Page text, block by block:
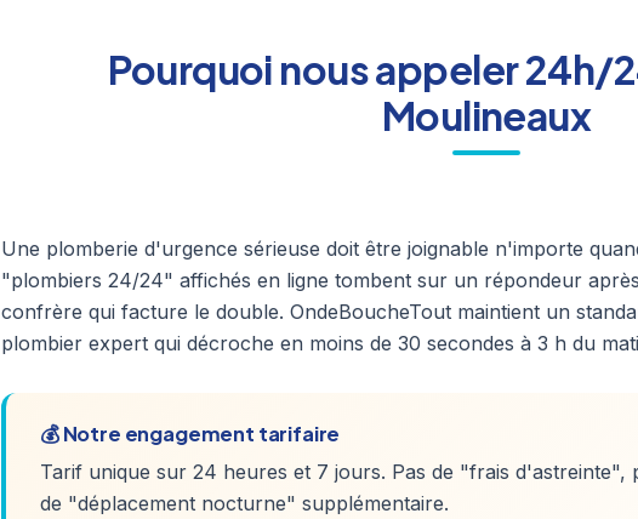
Pourquoi nous appeler 24h/
Moulineaux
Une plomberie d'urgence sérieuse doit être joignable n'importe
"plombiers 24/24" affichés en ligne tombent sur un répondeur
confrère qui facture le double. OndeBoucheTout maintient un
plombier expert qui décroche en moins de 30 secondes à 3 h du
💰 Notre engagement tarifaire
Tarif unique sur 24 heures et 7 jours. Pas de "frais d'astreinte",
de "déplacement nocturne" supplémentaire.